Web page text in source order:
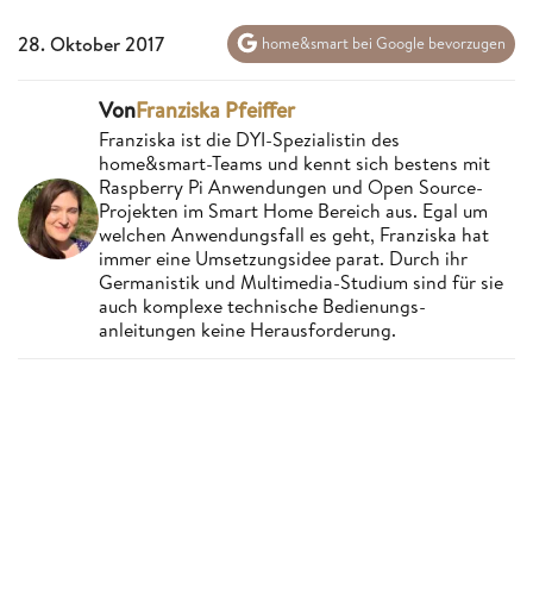
28. Oktober 2017 home&smart bei Google bevorzugen
VonFranziska Pfeiffer
Franziska ist die DYI-Spezialistin des
home&smart-Teams und kennt sich bestens mit
Raspberry Pi Anwendungen und Open Source-
Projekten im Smart Home Bereich aus. Egal um
welchen Anwendungsfall es geht, Franziska hat
immer eine Umsetzungsidee parat. Durch ihr
Germanistik und Multimedia-Studium sind für sie
auch komplexe technische Bedienungs-
anleitungen keine Herausforderung.